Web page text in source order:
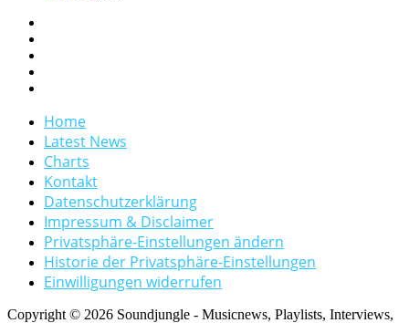
Home
Latest News
Charts
Kontakt
Datenschutzerklärung
Impressum & Disclaimer
Privatsphäre-Einstellungen ändern
Historie der Privatsphäre-Einstellungen
Einwilligungen widerrufen
Copyright © 2026 Soundjungle - Musicnews, Playlists, Interviews,